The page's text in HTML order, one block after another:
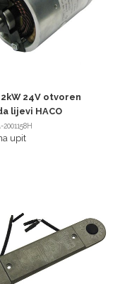
24V otvoren
lijevi HACO
upit